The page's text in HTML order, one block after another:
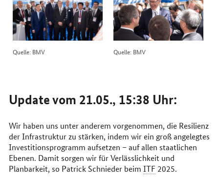
Quelle: BMV Quelle: BMV
Update vom 21.05., 15:38 Uhr:
Wir haben uns unter anderem vorgenommen, die Resilienz
der Infrastruktur zu stärken, indem wir ein groß angelegtes
Investitionsprogramm aufsetzen – auf allen staatlichen
Ebenen. Damit sorgen wir für Verlässlichkeit und
Planbarkeit, so Patrick Schnieder beim ITF 2025.